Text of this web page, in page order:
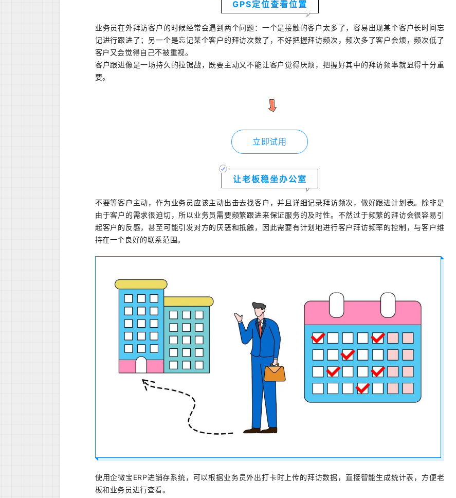
GPS定位查看位置
业务员在外拜访客户的时候经常会遇到两个问题：一个是接触的客户太多了，容易出现某个客户长时间忘
记进行跟进了；另一个是忘记某个客户的拜访次数了，不好把握拜访频次，频次多了客户会烦，频次低了
客户又会觉得自己不被重视。
客户跟进像是一场持久的拉锯战，既要主动又不能让客户觉得厌烦，把握好其中的拜访频率就显得十分重
要。
立即试用
让老板稳坐办公室
不要等客户主动，作为业务员应该主动出击去找客户，并且详细记录拜访频次，做好跟进计划表。除非是
由于客户的需求很迫切，所以业务员需要频繁跟进来保证服务的及时性。不然过于频繁的拜访会很容易引
起客户的反感，甚至可能引发对方的厌恶和抵触，因此需要有计划地进行客户拜访频率的控制，与客户维
持在一个良好的联系范围。
使用企微宝ERP进销存系统，可以根据业务员外出打卡时上传的拜访数据，直接智能生成统计表，方便老
板和业务员进行查看。